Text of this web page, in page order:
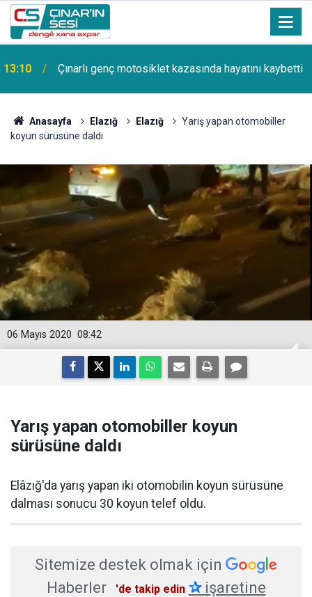
13:10 Çınarlı genç motosiklet kazasında hayatını kaybetti
Anasayfa Elazığ Elazığ
Yarış yapan otomobiller
koyun sürüsüne daldı
08:42
06 Mayıs 2020
Yarış yapan otomobiller koyun
sürüsüne daldı
Elâzığ'da yarış yapan iki otomobilin koyun sürüsüne
dalması sonucu 30 koyun telef oldu.
Sitemize destek olmak için
Haberler
'de takip edin ✰işaretine